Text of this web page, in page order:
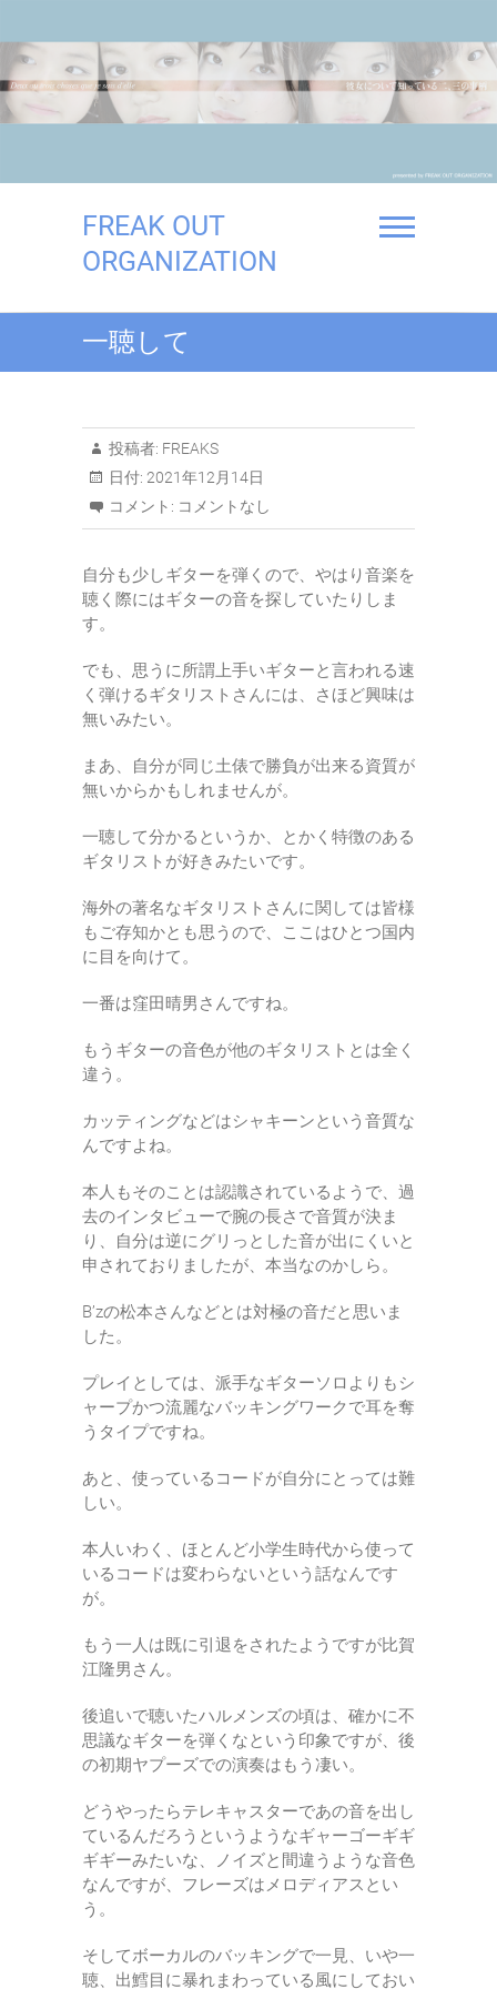
content
FREAK OUT
ORGANIZATION
一聴して
投稿者: FREAKS
日付: 2021年12月14日
コメント: コメントなし
自分も少しギターを弾くので、やはり音楽を
聴く際にはギターの音を探していたりしま
す。
でも、思うに所謂上手いギターと言われる速
く弾けるギタリストさんには、さほど興味は
無いみたい。
まあ、自分が同じ土俵で勝負が出来る資質が
無いからかもしれませんが。
一聴して分かるというか、とかく特徴のある
ギタリストが好きみたいです。
海外の著名なギタリストさんに関しては皆様
もご存知かとも思うので、ここはひとつ国内
に目を向けて。
一番は窪田晴男さんですね。
もうギターの音色が他のギタリストとは全く
違う。
カッティングなどはシャキーンという音質な
んですよね。
本人もそのことは認識されているようで、過
去のインタビューで腕の長さで音質が決ま
り、自分は逆にグリっとした音が出にくいと
申されておりましたが、本当なのかしら。
B’zの松本さんなどとは対極の音だと思いま
した。
プレイとしては、派手なギターソロよりもシ
ャープかつ流麗なバッキングワークで耳を奪
うタイプですね。
あと、使っているコードが自分にとっては難
しい。
本人いわく、ほとんど小学生時代から使って
いるコードは変わらないという話なんです
が。
もう一人は既に引退をされたようですが比賀
江隆男さん。
後追いで聴いたハルメンズの頃は、確かに不
思議なギターを弾くなという印象ですが、後
の初期ヤプーズでの演奏はもう凄い。
どうやったらテレキャスターであの音を出し
ているんだろうというようなギャーゴーギギ
ギギーみたいな、ノイズと間違うような音色
なんですが、フレーズはメロディアスとい
う。
そしてボーカルのバッキングで一見、いや一
聴、出鱈目に暴れまわっている風にしておい